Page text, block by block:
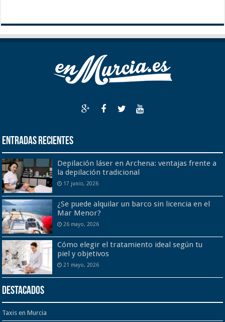
Entradas recientes
Depilación láser en Archena: ventajas frente a
la depilación tradicional
17 junio, 2026
¿Se puede alquilar un barco sin licencia en el
Mar Menor?
26 mayo, 2026
Cómo elegir el tratamiento ideal según tu
piel y objetivos
21 mayo, 2026
Destacados
Taxis en Murcia